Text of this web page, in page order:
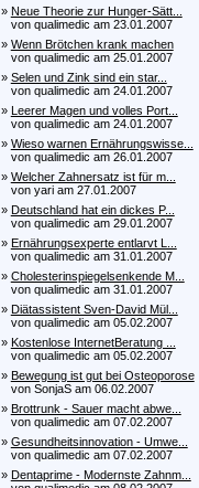
» Neue Theorie zur Hunger-Sätt...
von qualimedic am 23.01.2007
» Wenn Brötchen krank machen
von qualimedic am 25.01.2007
» Selen und Zink sind ein star...
von qualimedic am 24.01.2007
» Leerer Magen und volles Port...
von qualimedic am 24.01.2007
» Wieso warnen Ernährungswisse...
von qualimedic am 26.01.2007
» Welcher Zahnersatz ist für m...
von yari am 27.01.2007
» Deutschland hat ein dickes P...
von qualimedic am 29.01.2007
» Ernährungsexperte entlarvt L...
von qualimedic am 31.01.2007
» Cholesterinspiegelsenkende M...
von qualimedic am 31.01.2007
» Diätassistent Sven-David Mül...
von qualimedic am 05.02.2007
» Kostenlose InternetBeratung ...
von qualimedic am 05.02.2007
» Bewegung ist gut bei Osteoporose
von SonjaS am 06.02.2007
» Brottrunk - Sauer macht abwe...
von qualimedic am 07.02.2007
» Gesundheitsinnovation - Umwe...
von qualimedic am 07.02.2007
» Dentaprime - Modernste Zahnm...